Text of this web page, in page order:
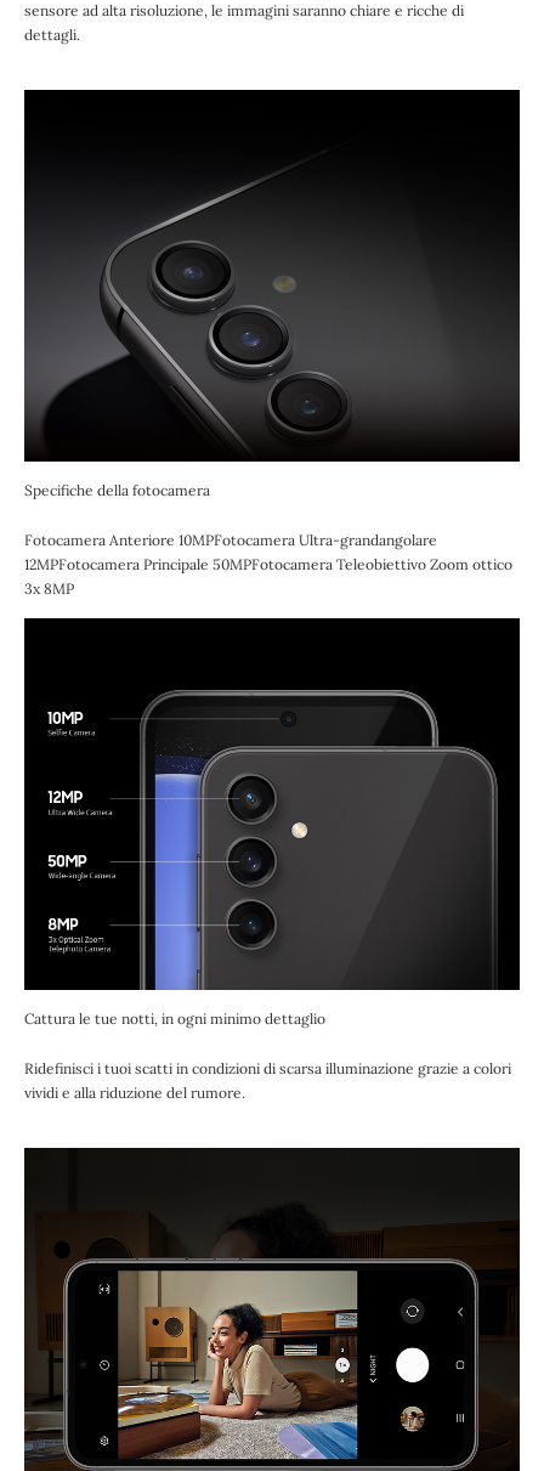
sensore ad alta risoluzione, le immagini saranno chiare e ricche di
dettagli.
Specifiche della fotocamera
Fotocamera Anteriore 10MPFotocamera Ultra-grandangolare
12MPFotocamera Principale 50MPFotocamera Teleobiettivo Zoom ottico
3x 8MP
Cattura le tue notti, in ogni minimo dettaglio
Ridefinisci i tuoi scatti in condizioni di scarsa illuminazione grazie a colori
vividi e alla riduzione del rumore.